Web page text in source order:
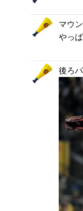
マウ
やっ
後ろ